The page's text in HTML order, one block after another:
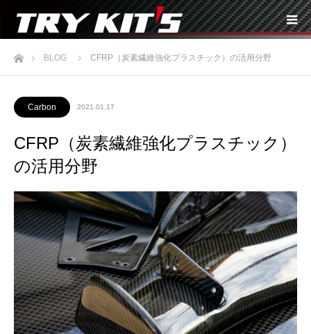
ホームBLOG CFRP（炭素繊維強化プラスチック）の活用分野
Carbon 2021.01.17
CFRP（炭素繊維強化プラスチック）
の活用分野